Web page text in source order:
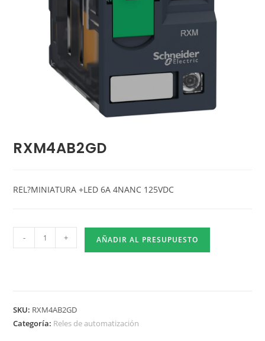
RXM4AB2GD
REL?MINIATURA +LED 6A 4NANC 125VDC
AÑADIR AL PRESUPUESTO
- +
SKU: RXM4AB2GD
Categoría: Reles de automatización